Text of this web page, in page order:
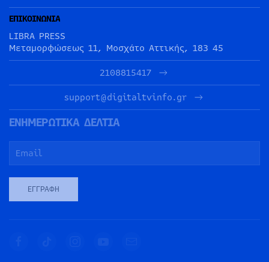
ΕΠΙΚΟΙΝΩΝΙΑ
LIBRA PRESS
Μεταμορφώσεως 11, Μοσχάτο Αττικής, 183 45
2108815417
support@digitaltvinfo.gr
ΕΝΗΜΕΡΩΤΙΚΑ ΔΕΛΤΙΑ
ΕΓΓΡΑΦΉ